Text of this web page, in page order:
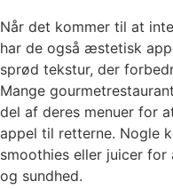
Når det kommer til at
har de også æstetisk
sprød tekstur, der
Mange
del af deres menuer for
appel til retterne. Nogle
smoothies eller juicer
og sundhed.